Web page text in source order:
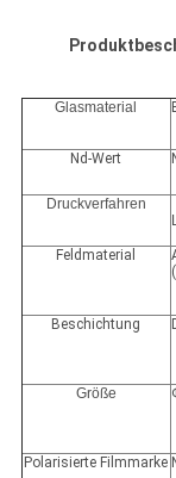
Glasmaterial
Nd-Wert
Druckverfahren
Feldmaterial
Beschichtung
Größe
Polarisierte Filmmarke